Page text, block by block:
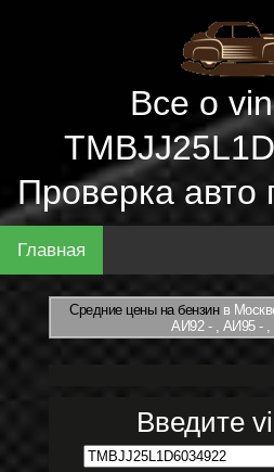
Все о
Проверка
Главная
Средние цены на бензинв
АИ92 - , АИ95 - ,
Введите